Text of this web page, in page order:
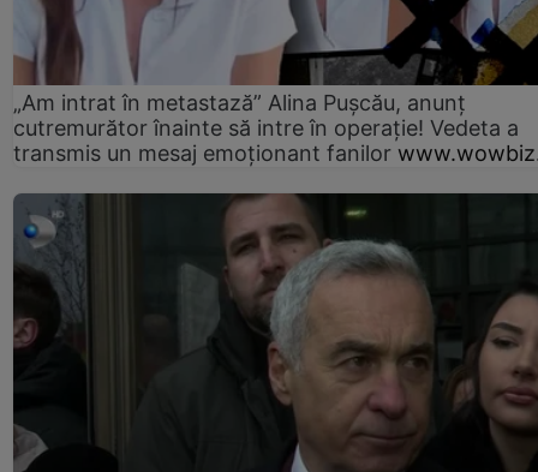
„Am intrat în metastază” Alina Pușcău, anunț
cutremurător înainte să intre în operație! Vedeta a
transmis un mesaj emoționant fanilor